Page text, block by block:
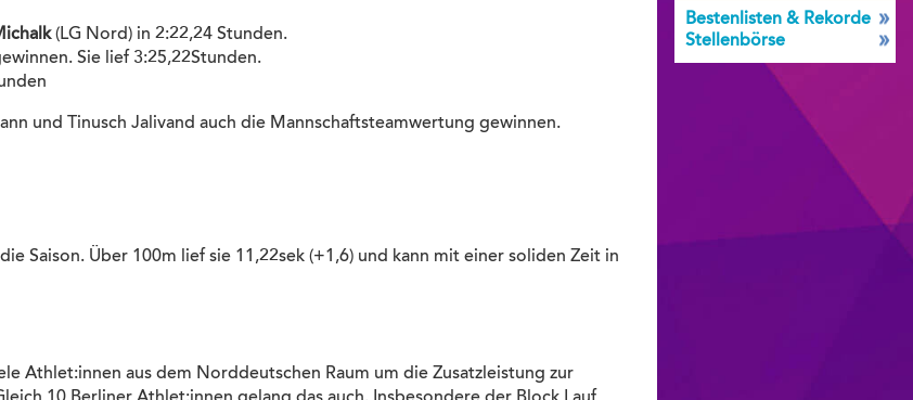
(LG Nord) in 2:22,24 Stunden.
Sie lief 3:25,22Stunden.
und Tinusch Jalivand auch die Mannschaftsteamwertung gewinnen.
die Saison. Über 100m lief sie 11,22sek (+1,6) und kann mit einer soliden Zeit in
Athlet:innen aus dem Norddeutschen Raum um die Zusatzleistung zur
Bestenlisten & Rekorde
Stellenbörse